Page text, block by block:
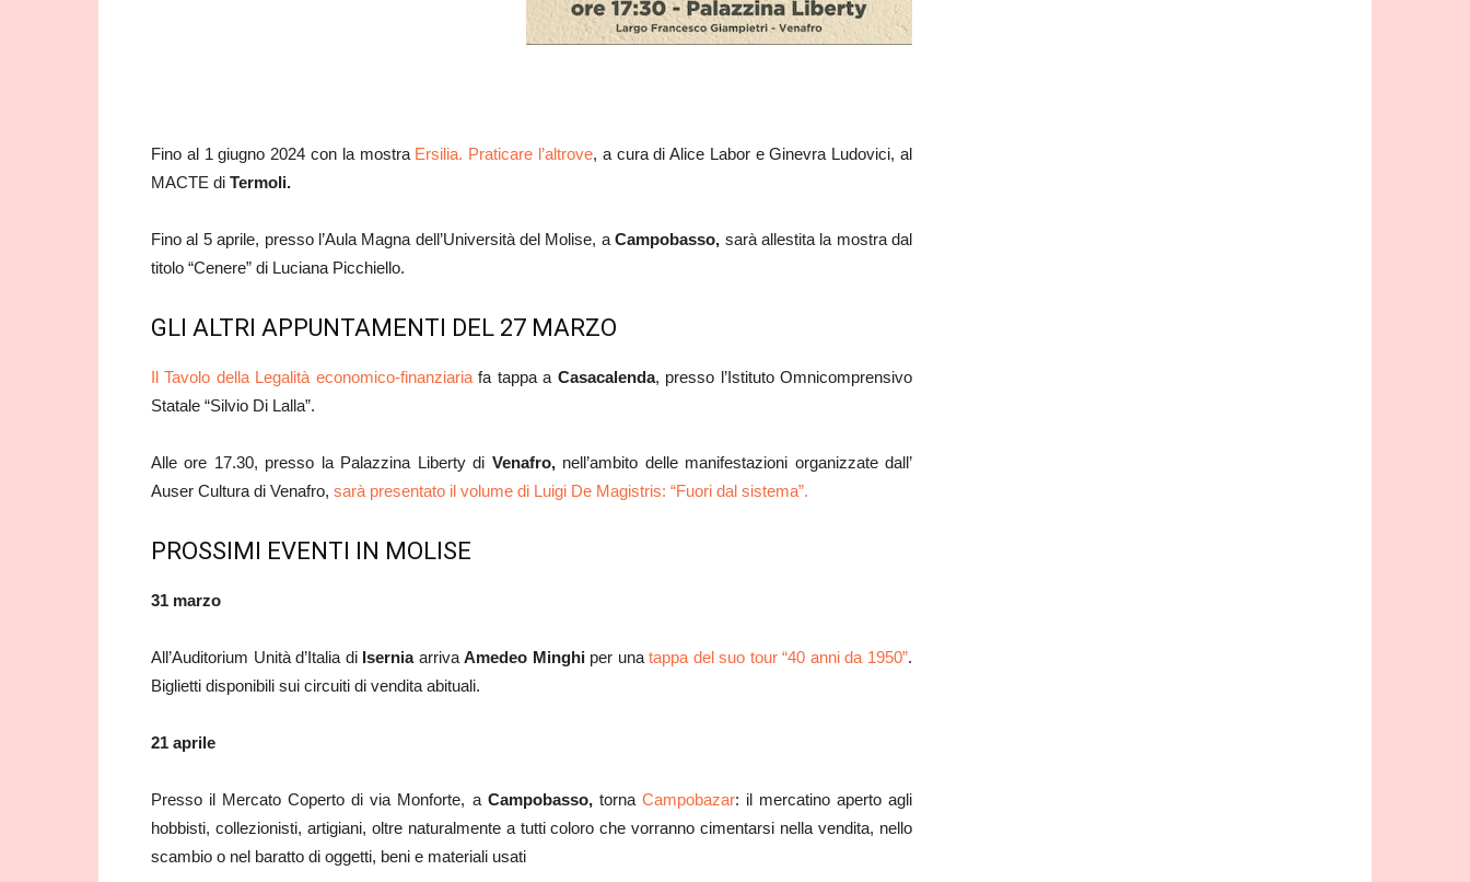
Fino al 1 giugno 2024 con la mostra Ersilia. Praticare l’altrove, a cura di Alice Labor e Ginevra Ludovici, al
MACTE di Termoli.
Fino al 5 aprile, presso l’Aula Magna dell’Università del Molise, aCampobasso, sarà allestita la mostra dal
titolo “Cenere” di Luciana Picchiello.
GLI ALTRI APPUNTAMENTI DEL 27 MARZO
Il Tavolo della Legalità economico-finanziariafa tappa a Casacalenda, presso l’Istituto Omnicomprensivo
Statale “Silvio Di Lalla”.
Alle ore 17.30, presso la Palazzina Liberty di Venafro,nell’ambito delle manifestazioni organizzate dall’
Auser Cultura di Venafro, sarà presentato il volume di Luigi De Magistris: “Fuori dal sistema”.
PROSSIMI EVENTI IN MOLISE
31 marzo
All’Auditorium Unità d’Italia di IserniaarrivaAmedeo Minghiper unatappa del suo tour “40 anni da 1950”.
Biglietti disponibili sui circuiti di vendita abituali.
21 aprile
Presso il Mercato Coperto di via Monforte, a Campobasso,torna Campobazar: il mercatino aperto agli
hobbisti, collezionisti, artigiani, oltre naturalmente a tutti coloro che vorranno cimentarsi nella vendita, nello
scambio o nel baratto di oggetti, beni e materiali usati